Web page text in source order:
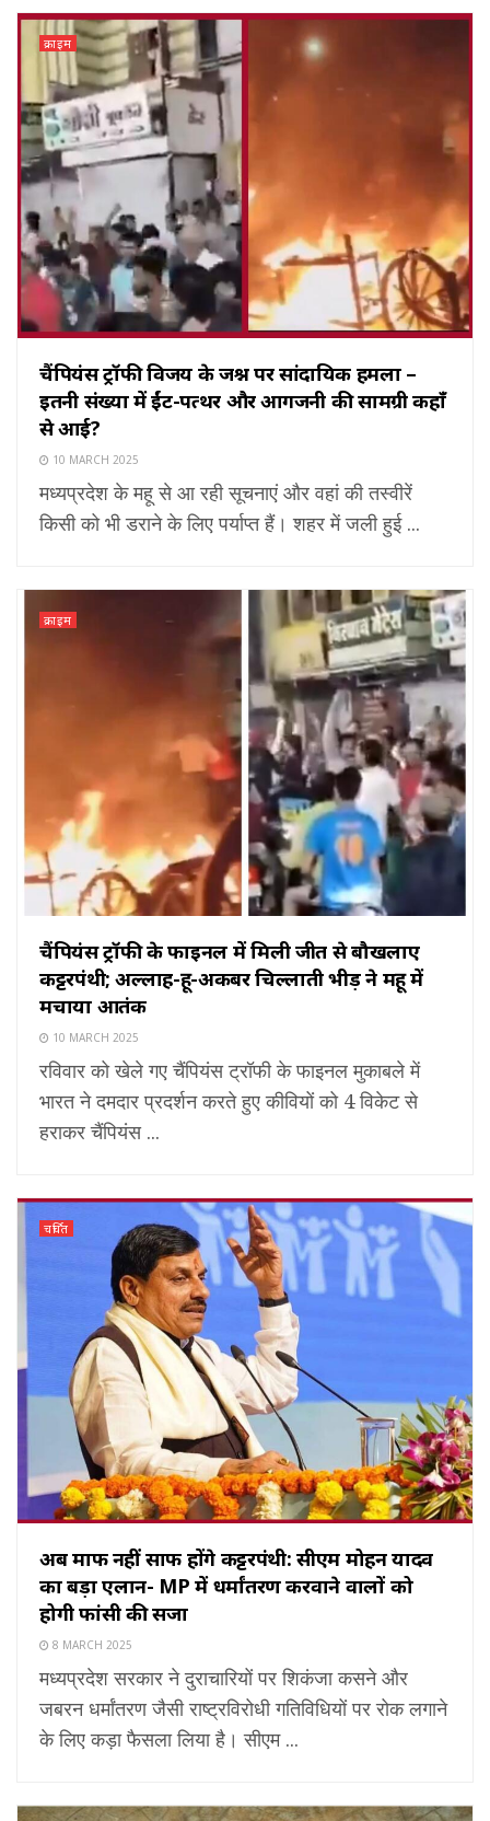
क्राइम
चैंपियंस ट्रॉफी विजय के जश्न पर सांप्रदायिक हमला –
इतनी संख्या में ईंट-पत्थर और आगजनी की सामग्री कहाँ
से आई?
10 MARCH 2025
मध्यप्रदेश के महू से आ रही सूचनाएं और वहां की तस्वीरें
किसी को भी डराने के लिए पर्याप्त हैं। शहर में जली हुई ...
क्राइम
चैंपियंस ट्रॉफी के फाइनल में मिली जीत से बौखलाए
कट्टरपंथी; अल्लाह-हू-अकबर चिल्लाती भीड़ ने महू में
मचाया आतंक
10 MARCH 2025
रविवार को खेले गए चैंपियंस ट्रॉफी के फाइनल मुकाबले में
भारत ने दमदार प्रदर्शन करते हुए कीवियों को 4 विकेट से
हराकर चैंपियंस ...
चर्चित
अब माफ नहीं साफ होंगे कट्टरपंथी: सीएम मोहन यादव
का बड़ा एलान- MP में धर्मांतरण करवाने वालों को
होगी फांसी की सजा
8 MARCH 2025
मध्यप्रदेश सरकार ने दुराचारियों पर शिकंजा कसने और
जबरन धर्मांतरण जैसी राष्ट्रविरोधी गतिविधियों पर रोक लगाने
के लिए कड़ा फैसला लिया है। सीएम ...